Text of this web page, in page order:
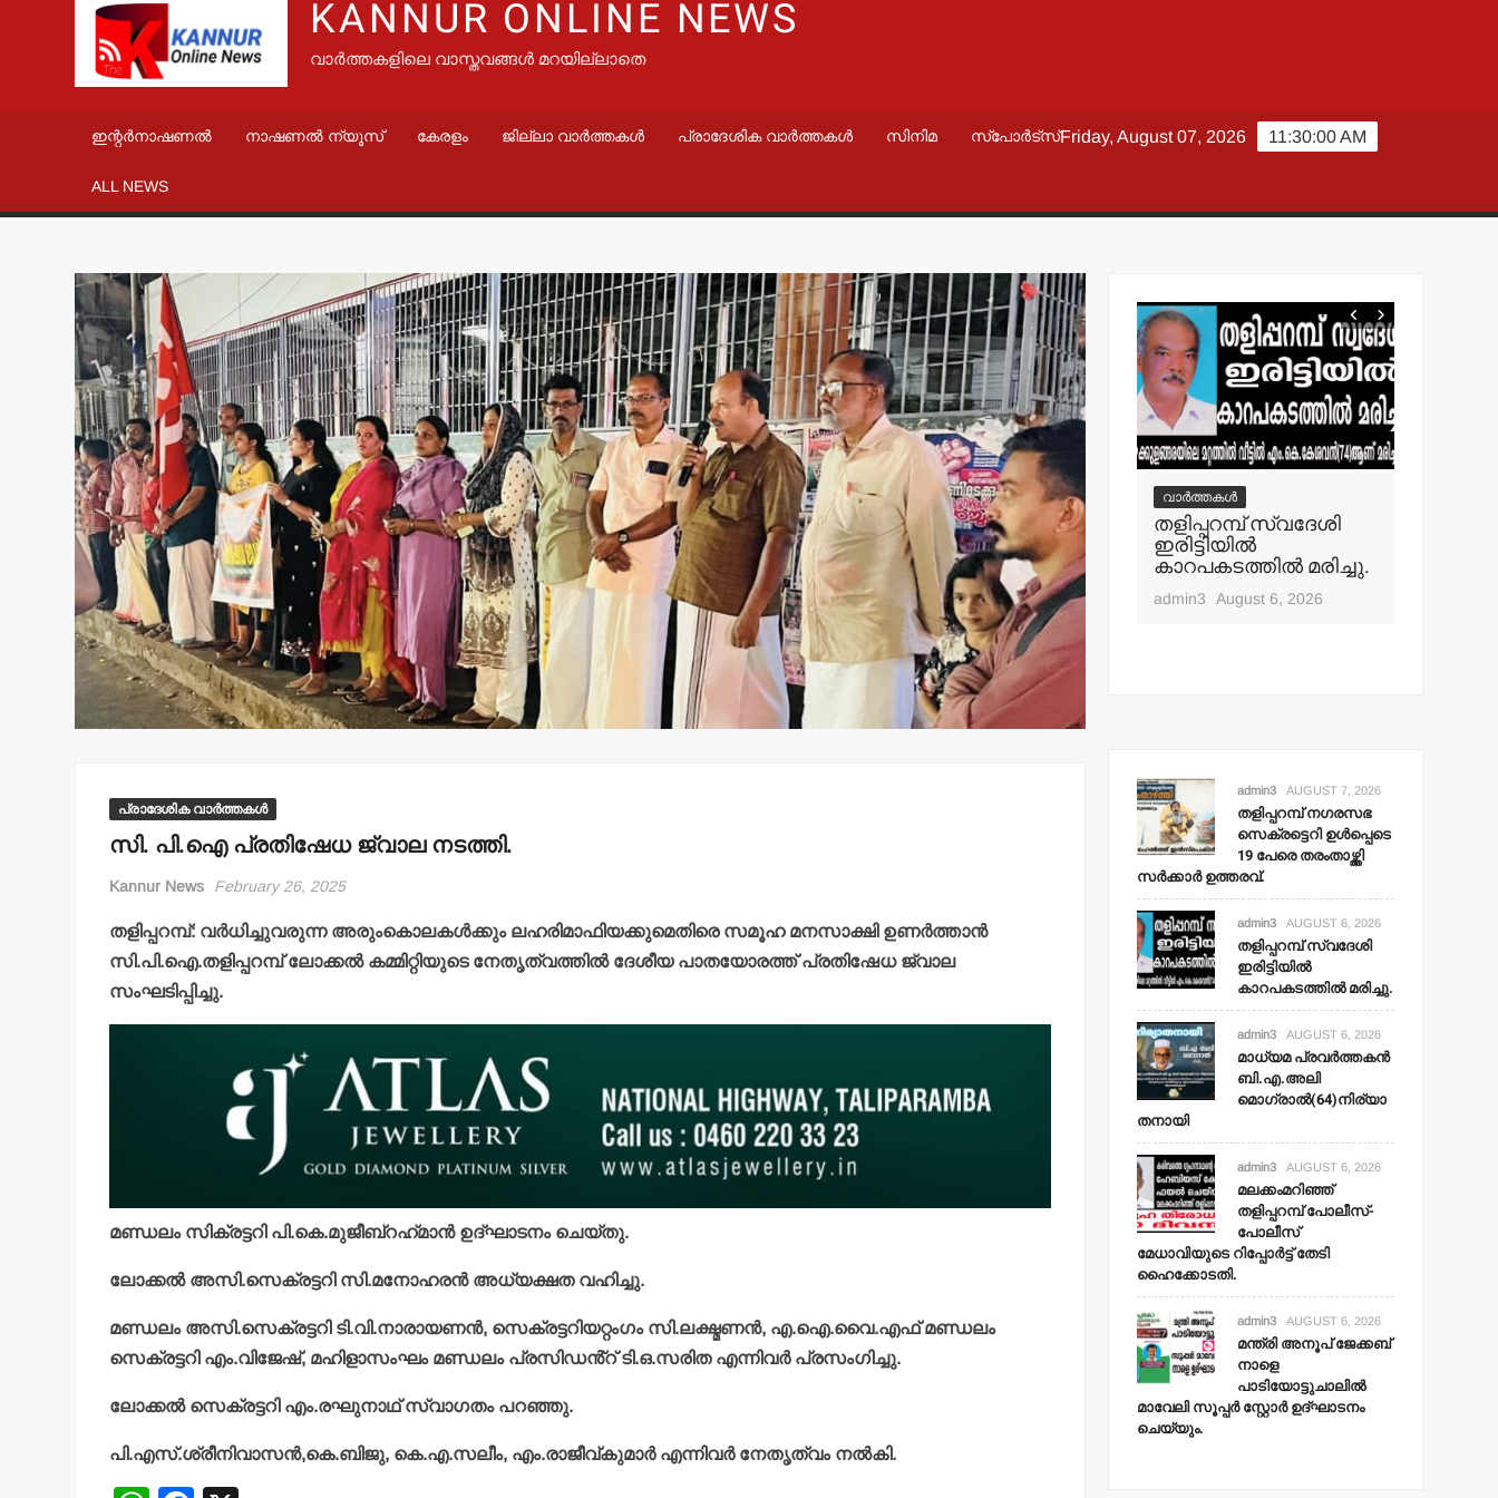
KANNUR ONLINE NEWS
വാർത്തകളിലെ വാസ്തവങ്ങൾ മറയില്ലാതെ
ഇന്റർനാഷണൽ നാഷണൽ ന്യൂസ് കേരളം ജില്ലാ വാർത്തകൾ പ്രാദേശിക വാർത്തകൾ സിനിമ സ്പോർട്സ്
ALL NEWS
11:30:01 AM
Friday, August 07, 2026
പ്രാദേശിക വാർത്തകൾ
സി. പി.ഐ പ്രതിഷേധ ജ്വാല നടത്തി.
Kannur News February 26, 2025
തളിപ്പറമ്പ്: വർധിച്ചുവരുന്ന അരുംകൊലകൾക്കും ലഹരിമാഫിയക്കുമെതിരെ സമൂഹ മനസാക്ഷി ഉണർത്താൻ
സി.പി.ഐ.തളിപ്പറമ്പ് ലോക്കൽ കമ്മിറ്റിയുടെ നേതൃത്വത്തിൽ ദേശീയ പാതയോരത്ത് പ്രതിഷേധ ജ്വാല
സംഘടിപ്പിച്ചു.
മണ്ഡലം സിക്രട്ടറി പി.കെ.മുജീബ്റഹ്‌മാൻ ഉദ്ഘാടനം ചെയ്തു.
ലോക്കൽ അസി.സെക്രട്ടറി സി.മനോഹരൻ അധ്യക്ഷത വഹിച്ചു.
മണ്ഡലം അസി.സെക്രട്ടറി ടി.വി.നാരായണൻ, സെക്രട്ടറിയറ്റംഗം സി.ലക്ഷ്മണൻ, എ.ഐ.വൈ.എഫ് മണ്ഡലം
സെക്രട്ടറി എം.വിജേഷ്, മഹിളാസംഘം മണ്ഡലം പ്രസിഡൻ്റ് ടി.ഒ.സരിത എന്നിവർ പ്രസംഗിച്ചു.
ലോക്കൽ സെക്രട്ടറി എം.രഘുനാഥ് സ്വാഗതം പറഞ്ഞു.
പി.എസ്.ശ്രീനിവാസൻ,കെ.ബിജു, കെ.എ.സലീം, എം.രാജീവ്കുമാർ എന്നിവർ നേതൃത്വം നൽകി.
വാർത്തകൾ
മന്ത്രി അനൂപ് ജേക്കബ്
നാളെ
പാടിയോട്ടുചാലില്‍
മാവേലി സൂപ്പര്‍ സ്റ്റോര്‍
ഉദ്ഘാടനം ചെയ്യും.
admin3 August 6, 2026
വാർത്തകൾ
തളിപ്പറമ്പ് നഗരസഭ
സെക്രട്ടെറി ഉള്‍പ്പെടെ
19 പേരെ തരംതാഴ്ത്തി
സര്‍ക്കാര്‍ ഉത്തരവ്.
admin3 August 7, 2026
വാർത്തകൾ
തളിപ്പറമ്പ് സ്വദേശി
ഇരിട്ടിയില്‍
കാറപകടത്തില്‍ മരിച്ചു.
admin3 August 6, 2026
admin3 AUGUST 7, 2026
തളിപ്പറമ്പ് നഗരസഭ
സെക്രട്ടെറി ഉള്‍പ്പെടെ
19 പേരെ തരംതാഴ്ത്തി
സര്‍ക്കാര്‍ ഉത്തരവ്.
admin3 AUGUST 6, 2026
തളിപ്പറമ്പ് സ്വദേശി
ഇരിട്ടിയില്‍
കാറപകടത്തില്‍ മരിച്ചു.
admin3 AUGUST 6, 2026
മാധ്യമ പ്രവര്‍ത്തകന്‍
ബി.എ.അലി
മൊഗ്രാല്‍(64)നിര്യാ
തനായി
admin3 AUGUST 6, 2026
മലക്കംമറിഞ്ഞ്
തളിപ്പറമ്പ് പോലീസ്-
പോലീസ്
മേധാവിയുടെ റിപ്പോര്‍ട്ട് തേടി
ഹൈക്കോടതി.
admin3 AUGUST 6, 2026
മന്ത്രി അനൂപ് ജേക്കബ്
നാളെ
പാടിയോട്ടുചാലില്‍
മാവേലി സൂപ്പര്‍ സ്റ്റോര്‍ ഉദ്ഘാടനം
ചെയ്യും.